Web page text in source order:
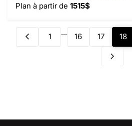
Plan à partir de 1515$
1 ... 16 17 18